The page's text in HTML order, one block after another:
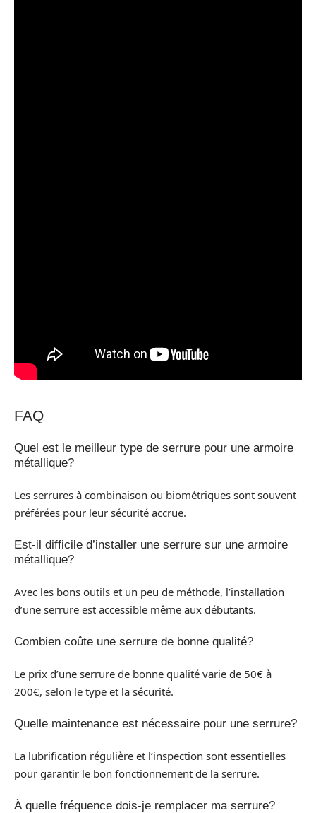
FAQ
Quel est le meilleur type de serrure pour une armoire
métallique?
Les serrures à combinaison ou biométriques sont souvent
préférées pour leur sécurité accrue.
Est-il difficile d’installer une serrure sur une armoire
métallique?
Avec les bons outils et un peu de méthode, l’installation
d’une serrure est accessible même aux débutants.
Combien coûte une serrure de bonne qualité?
Le prix d’une serrure de bonne qualité varie de 50€ à
200€, selon le type et la sécurité.
Quelle maintenance est nécessaire pour une serrure?
La lubrification régulière et l’inspection sont essentielles
pour garantir le bon fonctionnement de la serrure.
À quelle fréquence dois-je remplacer ma serrure?